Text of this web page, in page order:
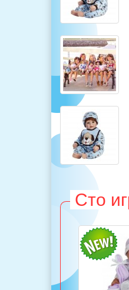
Сто